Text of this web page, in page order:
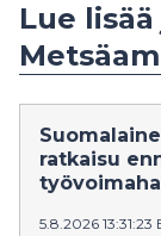
Lue
ratkaisu
5.8.2026 13:31:23